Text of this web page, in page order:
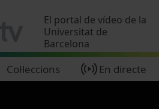
El portal de vídeo de la
Universitat de
Barcelona
Col·leccions En directe